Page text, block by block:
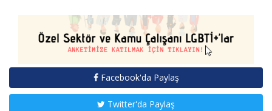
Facebook'da Paylaş
Twitter'da Paylaş